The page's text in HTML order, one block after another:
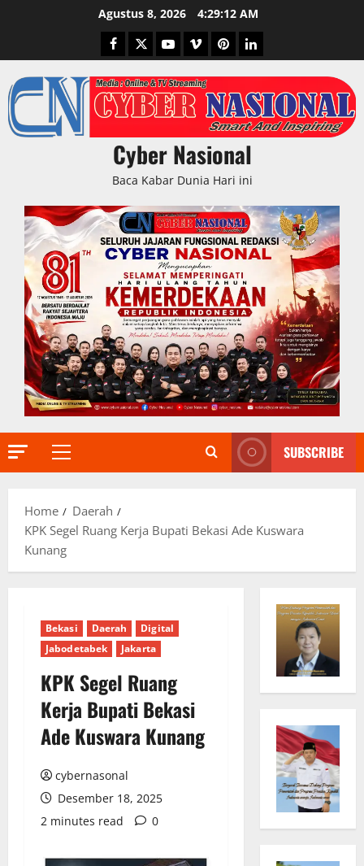
Agustus 8, 2026 4:29:13 AM
Facebook
TwitterYoutubeVimeoPinterestLinkedIn
Cyber Nasional
Baca Kabar Dunia Hari ini
Primary
SUBSCRIBE
Home
Daerah
KPK Segel Ruang Kerja Bupati Bekasi Ade Kuswara
Kunang
Bekasi Daerah
Digital
Jabodetabek
Jakarta
KPK Segel Ruang
Kerja Bupati Bekasi
Ade Kuswara Kunang
cybernasonal
Desember 18, 2025
2 minutes read
0